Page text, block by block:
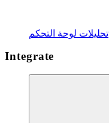
تحليلات لوحة التحكم
Integrate